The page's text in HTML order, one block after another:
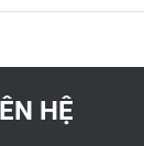
làm lạnh, sưởi,
3 cấp
HỆ